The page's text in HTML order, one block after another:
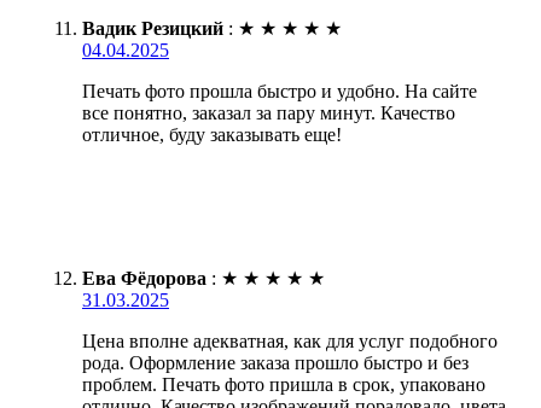
Вадик Резицкий : ★ ★ ★ ★ ★
04.04.2025
Печать фото прошла быстро и удобно. На сайте
все понятно, заказал за пару минут. Качество
отличное, буду заказывать еще!
Ева Фёдорова : ★ ★ ★ ★ ★
31.03.2025
Цена вполне адекватная, как для услуг подобного
рода. Оформление заказа прошло быстро и без
проблем. Печать фото пришла в срок, упаковано